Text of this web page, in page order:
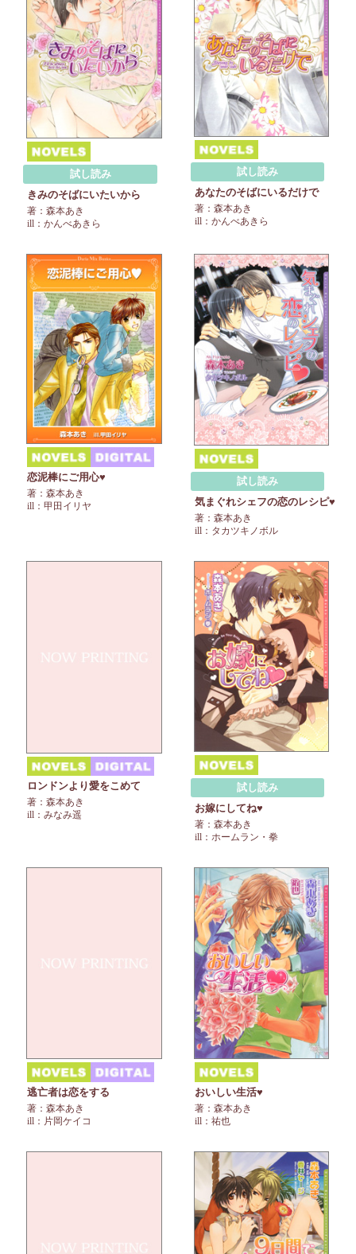
試し読み
きみのそばにいたいから
著：森本あき
ill：かんべあきら
試し読み
あなたのそばにいるだけで
著：森本あき
ill：かんべあきら
恋泥棒にご用心♥
著：森本あき
ill：甲田イリヤ
試し読み
気まぐれシェフの恋のレシピ♥
著：森本あき
ill：タカツキノボル
ロンドンより愛をこめて
著：森本あき
ill：みなみ遥
試し読み
お嫁にしてね♥
著：森本あき
ill：ホームラン・拳
逃亡者は恋をする
著：森本あき
ill：片岡ケイコ
おいしい生活♥
著：森本あき
ill：祐也